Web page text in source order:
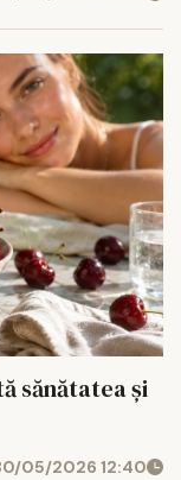
sănătatea și
05/2026 12:40